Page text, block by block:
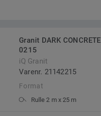
Granit DARK CONCRETE
0215
iQ Granit
Varenr. 21142215
Format
Rulle 2 m x 25 m